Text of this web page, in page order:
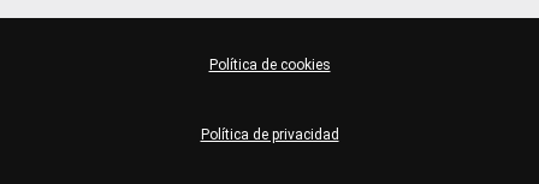
Política de privacidad
Política de cookies